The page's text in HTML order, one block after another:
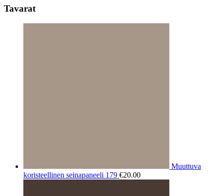
Tavarat
Muuttuva
koristeellinen seinapaneeli 179 €20.00